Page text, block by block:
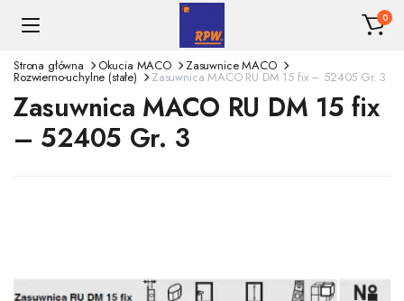
0
Strona główna Okucia MACO Zasuwnice MACO
Rozwierno-uchylne (stałe) Zasuwnica MACO RU DM 15 fix – 52405 Gr. 3
Zasuwnica MACO RU DM 15 fix
– 52405 Gr. 3